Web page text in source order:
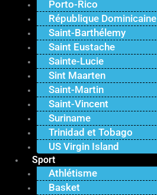
Porto-Rico
République Dominicaine
Saint-Barthélemy
Saint Eustache
Sainte-Lucie
Sint Maarten
Saint-Martin
Saint-Vincent
Suriname
Trinidad et Tobago
US Virgin Island
Sport
Athlétisme
Basket